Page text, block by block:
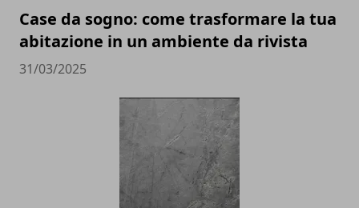
Case da sogno: come trasformare la tua
abitazione in un ambiente da rivista
31/03/2025